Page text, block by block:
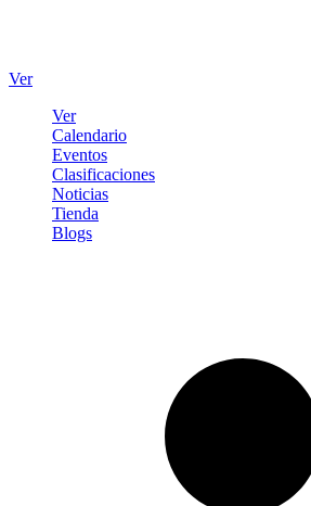
Ver
Ver
Calendario
Eventos
Clasificaciones
Noticias
Tienda
Blogs